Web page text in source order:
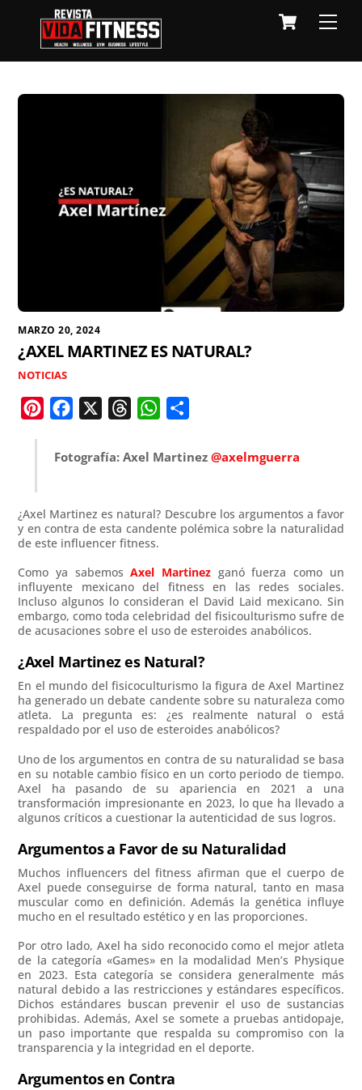
content
Cart
MARZO 20, 2024
¿AXEL MARTINEZ ES NATURAL?
NOTICIAS
r
e
s
t
c
o
o
k
r
d
s
W
a
A
p
m
r
i
r
Fotografía: Axel Martinez@axelmguerra
¿Axel Martinez es natural? Descubre los argumentos a favor
y en contra de esta candente polémica sobre la naturalidad
de este influencer fitness.
Como ya sabemosAxel Martinez ganó fuerza como un
influyente mexicano del fitness en las redes sociales.
Incluso algunos lo consideran el David Laid mexicano. Sin
embargo, como toda celebridad del fisicoulturismo sufre de
de acusaciones sobre el uso de esteroides anabólicos.
¿Axel Martinez es Natural?
En el mundo del fisicoculturismo la figura de Axel Martinez
ha generado un debate candente sobre su naturaleza como
atleta. La pregunta es: ¿es realmente natural o está
respaldado por el uso de esteroides anabólicos?
Uno de los argumentos en contra de su naturalidad se basa
en su notable cambio físico en un corto periodo de tiempo.
Axel ha pasando de su apariencia en 2021 a una
transformación impresionante en 2023, lo que ha llevado a
algunos críticos a cuestionar la autenticidad de sus logros.
Argumentos a Favor de su Naturalidad
Muchos influencers del fitness afirman que el cuerpo de
Axel puede conseguirse de forma natural, tanto en masa
muscular como en definición. Además la genética influye
mucho en el resultado estético y en las proporciones.
Por otro lado, Axel ha sido reconocido como el mejor atleta
de la categoría «Games» en la modalidad Men’s Physique
en 2023. Esta categoría se considera generalmente más
natural debido a las restricciones y estándares específicos.
Dichos estándares buscan prevenir el uso de sustancias
prohibidas. Además, Axel se somete a pruebas antidopaje,
un paso importante que respalda su compromiso con la
transparencia y la integridad en el deporte.
Argumentos en Contra